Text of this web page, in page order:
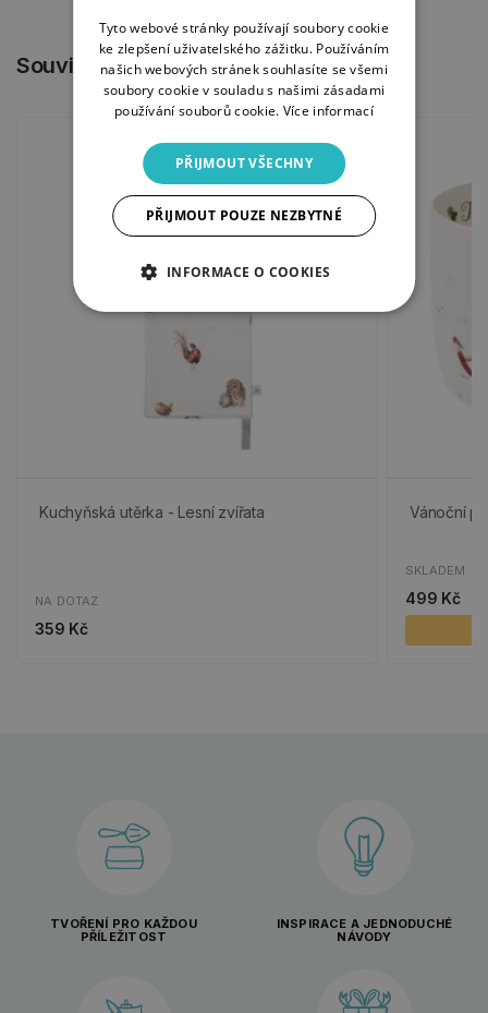
Související produkty
Kuchyňská utěrka - Lesní zvířata
NA DOTAZ
359 Kč
Vánoční
SKLADEM
499 Kč
TVOŘENÍ PRO KAŽDOU
PŘÍLEŽITOST
INSPIRACE A JEDNODUCHÉ
NÁVODY
Tyto webové stránky používají soubory cookie
ke zlepšení uživatelského zážitku. Používáním
našich webových stránek souhlasíte se všemi
soubory cookie v souladu s našimi zásadami
používání souborů cookie. Více informací
PŘIJMOUT VŠECHNY
PŘIJMOUT POUZE NEZBYTNÉ
INFORMACE O COOKIES